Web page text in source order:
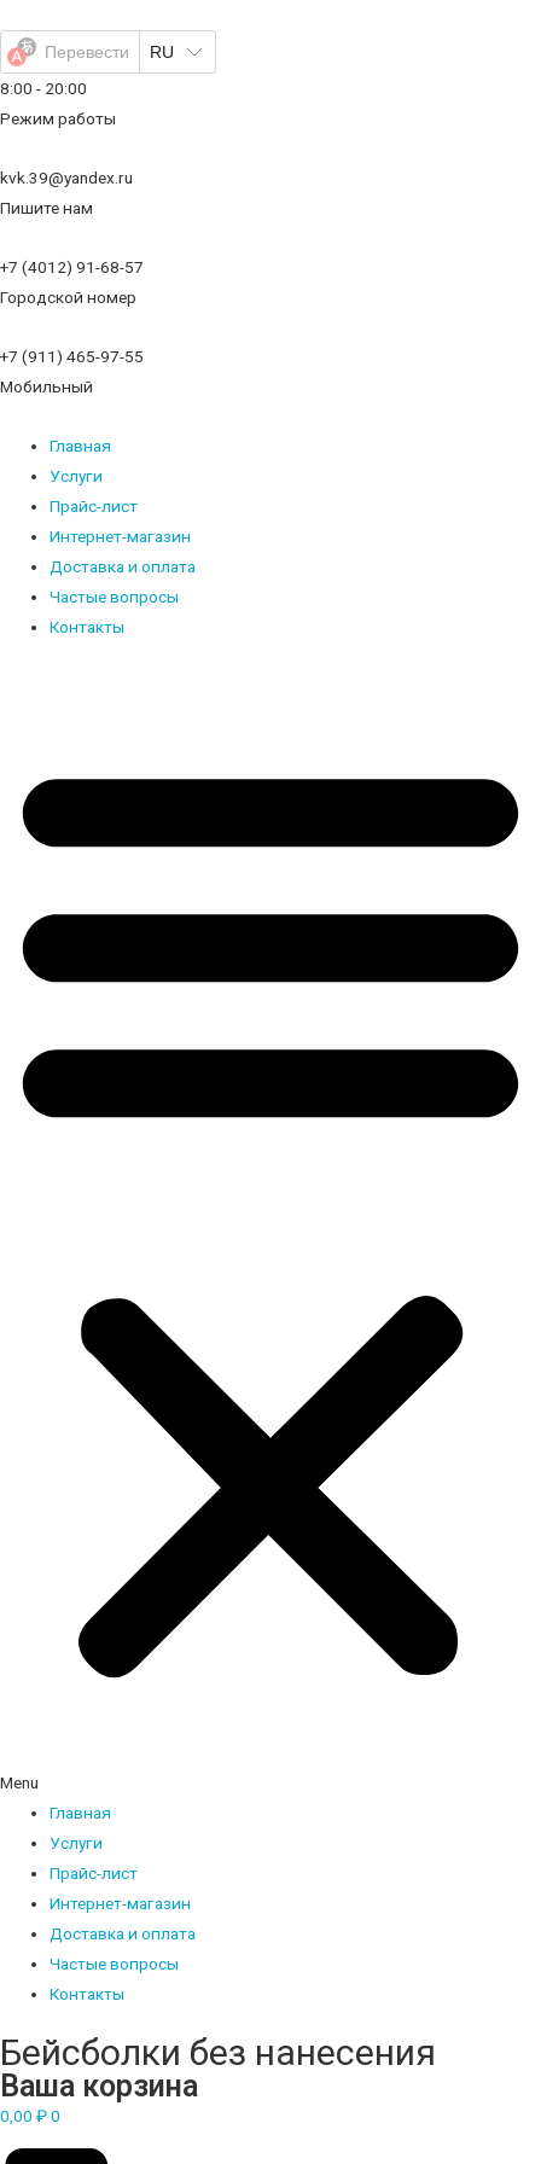
содержимому
Перевести
RU
8:00 - 20:00
Режим работы
kvk.39@yandex.ru
Пишите нам
+7 (4012) 91-68-57
Городской номер
+7 (911) 465-97-55
Мобильный
Главная
Услуги
Прайс-лист
Интернет-магазин
Доставка и оплата
Частые вопросы
Контакты
Menu
Главная
Услуги
Прайс-лист
Интернет-магазин
Доставка и оплата
Частые вопросы
Контакты
Бейсболки без нанесения
Ваша корзина
0,00 ₽0